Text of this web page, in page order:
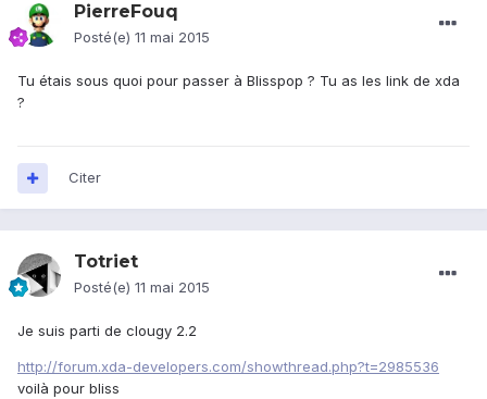
PierreFouq
Posté(e) 11 mai 2015
Tu étais sous quoi pour passer à Blisspop ? Tu as les link de xda
?
Citer
Totriet
Posté(e) 11 mai 2015
Je suis parti de clougy 2.2
http://forum.xda-developers.com/showthread.php?t=2985536
voilà pour bliss